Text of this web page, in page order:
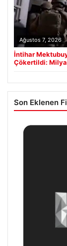
Ağustos 7, 2026
İntihar
Çökertildi:
Son Eklenen